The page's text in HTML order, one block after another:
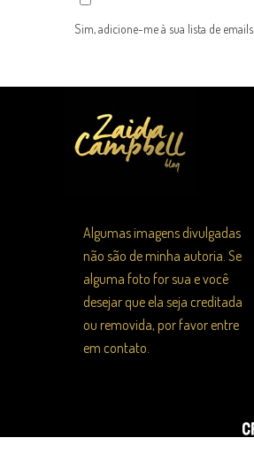
Sim, adicione-me à sua lista de emails.
Algumas imagens divulgadas
não são de minha autoria. Se
alguma foto for sua e você
desejar que ela seja creditada
ou removida, por favor entre
em contato.